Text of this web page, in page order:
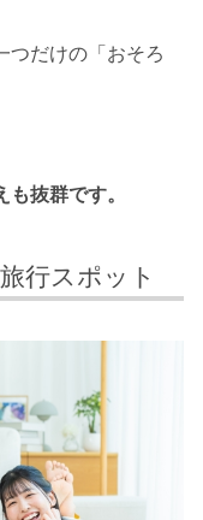
つだけの「おそろ
抜群です。
行スポット